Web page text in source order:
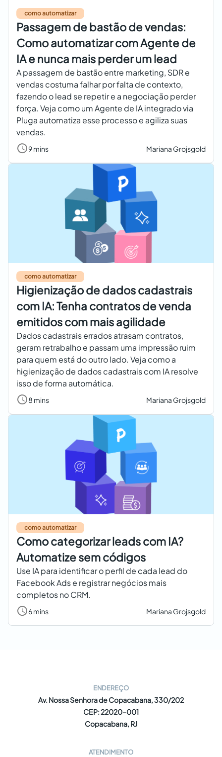
como automatizar
Passagem de bastão de vendas:
Como automatizar com Agente de
IA e nunca mais perder um lead
A passagem de bastão entre marketing, SDR e
vendas costuma falhar por falta de contexto,
fazendo o lead se repetir e a negociação perder
força. Veja como um Agente de IA integrado via
Pluga automatiza esse processo e agiliza suas
vendas.
9 mins Mariana Grojsgold
como automatizar
Higienização de dados cadastrais
com IA: Tenha contratos de venda
emitidos com mais agilidade
Dados cadastrais errados atrasam contratos,
geram retrabalho e passam uma impressão ruim
para quem está do outro lado. Veja como a
higienização de dados cadastrais com IA resolve
isso de forma automática.
8 mins Mariana Grojsgold
como automatizar
Como categorizar leads com IA?
Automatize sem códigos
Use IA para identificar o perfil de cada lead do
Facebook Ads e registrar negócios mais
completos no CRM.
6 mins Mariana Grojsgold
ENDEREÇO
Av. Nossa Senhora de Copacabana, 330/202
CEP: 22020-001
Copacabana, RJ
ATENDIMENTO